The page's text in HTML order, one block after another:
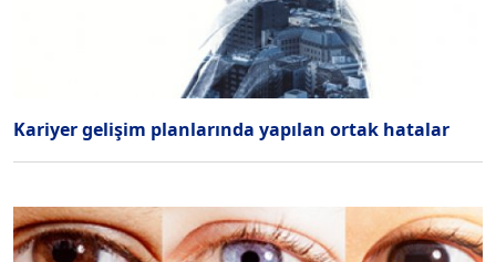
Kariyer gelişim planlarında yapılan ortak hatalar